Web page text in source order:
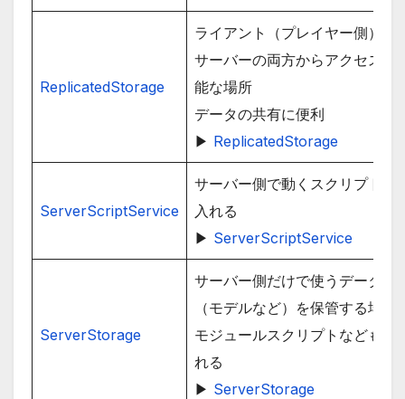
ReplicatedStorage
ライアント（プレイヤー側）と
サーバーの両方からアクセス可
能な場所
データの共有に便利
▶ ReplicatedStorage
ServerScriptService
サーバー側で動くスクリプトを
入れる
▶ ServerScriptService
ServerStorage
サーバー側だけで使うデータ
（モデルなど）を保管する場所
モジュールスクリプトなども入
れる
▶ ServerStorage